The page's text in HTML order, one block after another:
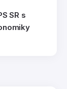
SR s